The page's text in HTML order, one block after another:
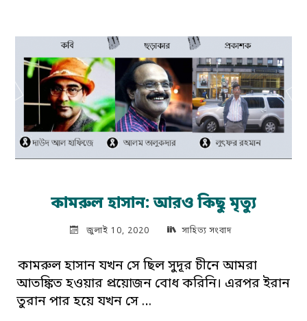
কামরুল হাসান: আরও কিছু মৃত্যু
জুলাই 10, 2020 সাহিত্য সংবাদ
কামরুল হাসান যখন সে ছিল সুদূর চীনে আমরা
আতঙ্কিত হওয়ার প্রয়োজন বোধ করিনি। এরপর ইরান
তুরান পার হয়ে যখন সে …